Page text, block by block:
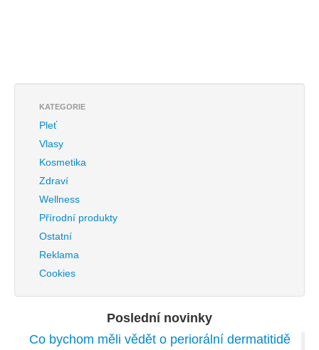
KATEGORIE
Pleť
Vlasy
Kosmetika
Zdraví
Wellness
Přírodní produkty
Ostatní
Reklama
Cookies
Poslední novinky
Co bychom měli vědět o periorální dermatitidě